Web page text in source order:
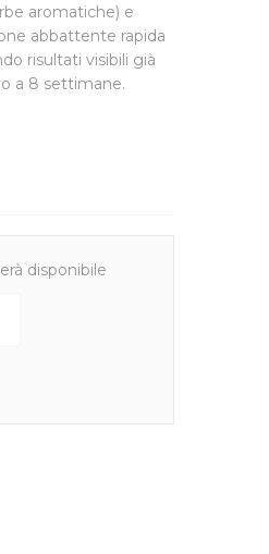
aromatiche) e
abbattente rapida
risultati visibili già
a 8 settimane.
disponibile